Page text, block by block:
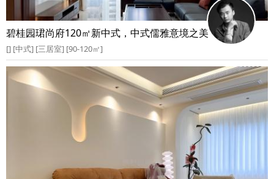
碧桂园珺尚府120㎡新中式，中式儒雅意境之美
[] [中式] [三居室] [90-120㎡]